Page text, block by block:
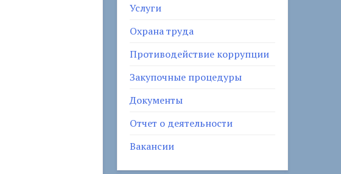
Услуги
Охрана труда
Противодействие коррупции
Закупочные процедуры
Документы
Отчет о деятельности
Вакансии